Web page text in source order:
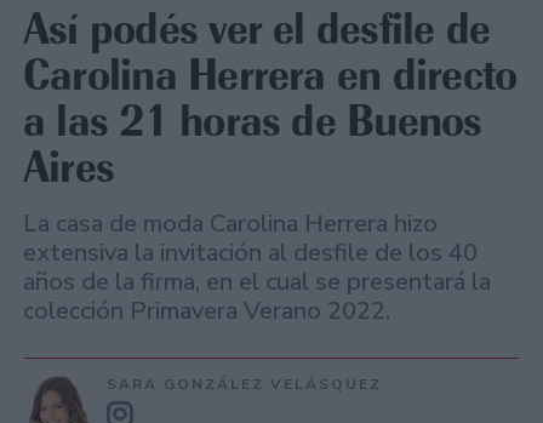
Así podés ver el desfile de
Carolina Herrera en directo
a las 21 horas de Buenos
Aires
La casa de moda Carolina Herrera hizo
extensiva la invitación al desfile de los 40
años de la firma, en el cual se presentará la
colección Primavera Verano 2022.
SARA GONZÁLEZ VELÁSQUEZ